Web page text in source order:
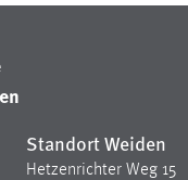
Standort Weiden
Hetzenrichter Weg 15
preference